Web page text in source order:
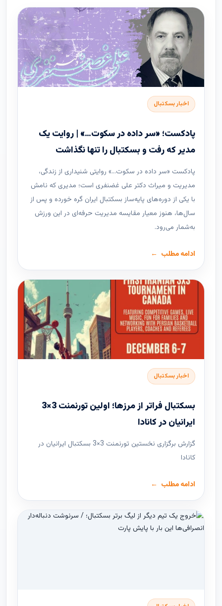
اخبار بسکتبال
پادکست؛ «سر داده در سکوت…» | روایت یک
مدیر که رفت و بسکتبال را تنها نگذاشت
پادکست «سر داده در سکوت…» روایتی شنیداری از زندگی،
مدیریت و میراث دکتر علی غضنفری است؛ مدیری که نامش
با یکی از دوره‌های پایه‌ساز بسکتبال ایران گره خورده و پس از
سال‌ها، هنوز معیار مقایسه مدیریت حرفه‌ای در این ورزش
به‌شمار می‌رود.
ادامه مطلب
اخبار بسکتبال
بسکتبال فراتر از مرزها؛ اولین تورنمنت 3×3
ایرانیان در کانادا
گزارش برگزاری نخستین تورنمنت 3×3 بسکتبال ایرانیان در
کانادا
ادامه مطلب